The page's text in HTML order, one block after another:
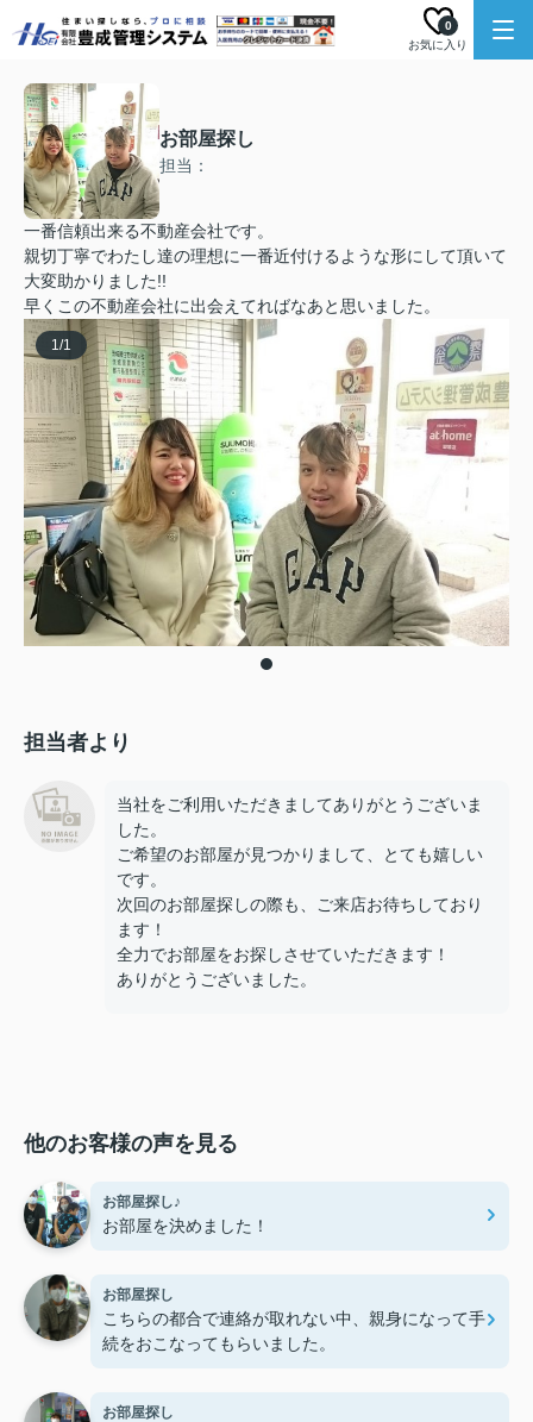
お気に入り
0
お部屋探し
担当：
一番信頼出来る不動産会社です。
親切丁寧でわたし達の理想に一番近付けるような形にして頂いて
大変助かりました!!
早くこの不動産会社に出会えてればなあと思いました。
1/1
担当者より
当社をご利用いただきましてありがとうございま
した。
ご希望のお部屋が見つかりまして、とても嬉しい
です。
次回のお部屋探しの際も、ご来店お待ちしており
ます！
全力でお部屋をお探しさせていただきます！
ありがとうございました。
他のお客様の声を見る
お部屋探し♪
お部屋を決めました！
お部屋探し
こちらの都合で連絡が取れない中、親身になって手
続をおこなってもらいました。
お部屋探し